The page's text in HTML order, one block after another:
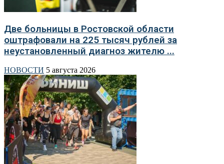
Две больницы в Ростовской области
оштрафовали на 225 тысяч рублей за
неустановленный диагноз жителю ...
НОВОСТИ 5 августа 2026